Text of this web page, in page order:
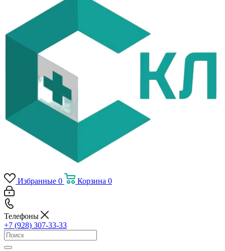
Избранные 0 Корзина 0
Телефоны
+7 (928) 307-33-33